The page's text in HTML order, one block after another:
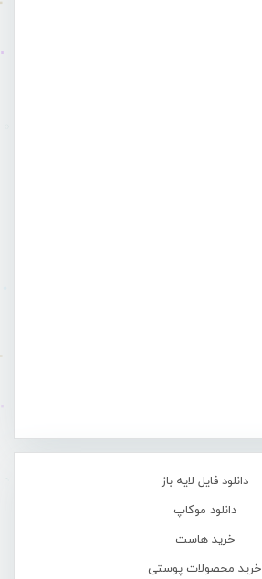
دانلود فایل لایه باز
دانلود موکاپ
خرید هاست
خرید محصولات پوستی